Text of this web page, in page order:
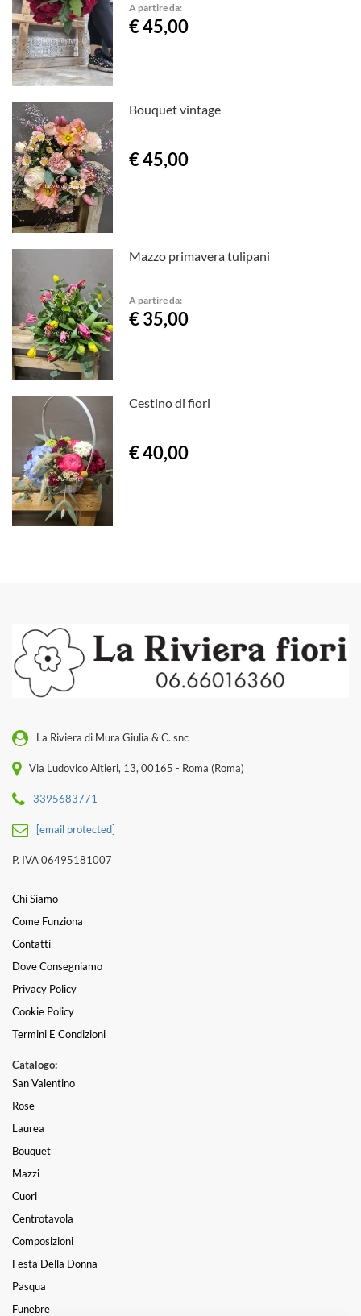
A partire da:
€ 45,00
Bouquet vintage
€ 45,00
Mazzo primavera tulipani
A partire da:
€ 35,00
Cestino di fiori
€ 40,00
La Riviera di Mura Giulia & C. snc
Via Ludovico Altieri, 13, 00165 - Roma (Roma)
3395683771
[email protected]
P. IVA 06495181007
Chi Siamo
Come Funziona
Contatti
Dove Consegniamo
Privacy Policy
Cookie Policy
Termini E Condizioni
Catalogo:
San Valentino
Rose
Laurea
Bouquet
Mazzi
Cuori
Centrotavola
Composizioni
Festa Della Donna
Pasqua
Funebre